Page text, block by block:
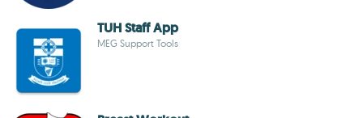
TUH Staff App
MEG Support Tools